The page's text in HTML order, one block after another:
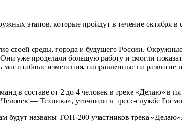
этапов, которые пройдут в течение октября
своей среды, города и будущего России.
Они уже проделали большую работу и смогли
масштабные изменения, направленные на
в составе от 2 до 4 человек в треке «Делаю»
— Техника», уточнили в пресс-службе
названы ТОП-200 участников трека